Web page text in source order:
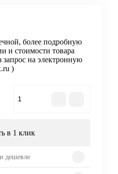
более подробную
и стоимости товара
запрос на электронную
)
в 1 клик
дешевле